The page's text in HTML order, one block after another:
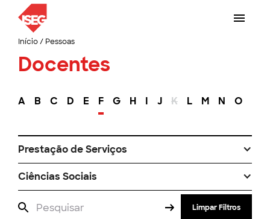
Início/ Pessoas
Docentes
A B C D E F G H I J K L M N O
Prestação de Serviços
Ciências Sociais
Limpar Filtros